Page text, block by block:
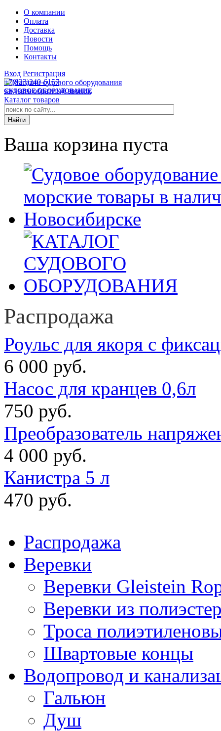
О компании
Оплата
Доставка
Новости
Помощь
Контакты
Вход Регистрация
СУДОВОЕ ОБОРУДОВАНИЕ
+7(923)240-6157
заказать обратный звонок
Каталог товаров
Ваша корзина пуста
Распродажа
Роульс для якоря с
6 000 руб.
Насос для кранцев 0,6л
750 руб.
Преобразователь
4 000 руб.
Канистра 5 л
470 руб.
Распродажа
Веревки
Веревки Gleistein
Веревки из
Троса
Швартовые концы
Водопровод и
Гальюн
Душ